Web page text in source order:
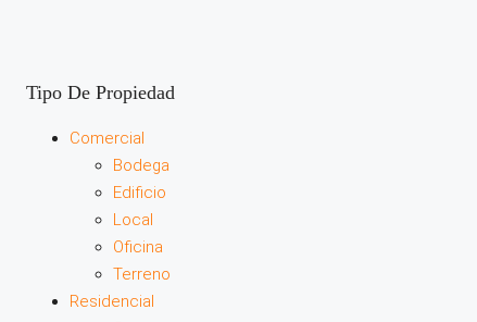
Tipo De Propiedad
Comercial
Bodega
Edificio
Local
Oficina
Terreno
Residencial